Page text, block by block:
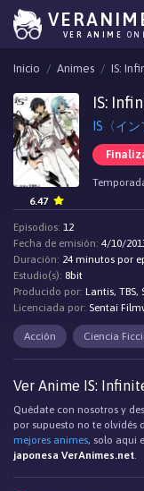
VER ANIME
Inicio Animes IS:
IS:
6.47
Episodios: 12
Fecha de emisión: 4/10/
Duración: 24 minutos por
Estudio(s): 8bit
Producido por: Lantis,
Licenciada por: Sentai
Acción Ciencia
Ver Anime IS:
Quédate con nosotros y
por supuesto no te olvidés
mejores animes, solo aqui
japonesa VerAnimes.net.